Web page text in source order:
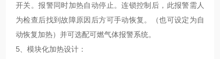
开关。报警同时加热自动停止。连锁控制后，此报警需人
为检查后找到故障原因后方可手动恢复。（也可设定为自
动恢复加热）并可选配可燃气体报警系统。
5、 模块化加热设计 ：